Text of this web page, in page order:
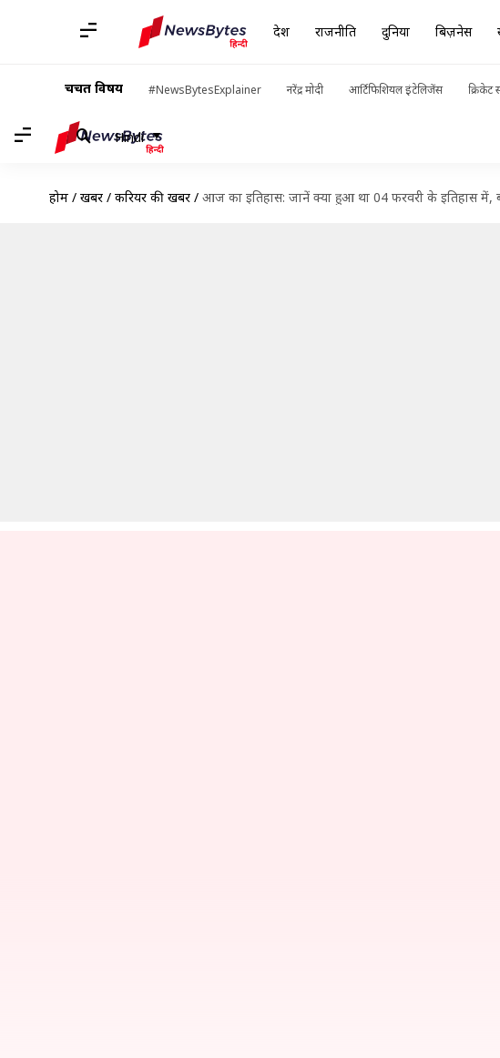
देश राजनीति दुनिया बिज़नेस
चर्चित विषय #NewsBytesExplainer नरेंद्र मोदी आर्टिफिशियल इंटेलिजेंस क्रिकेट
Hindi
होम / खबरें / करियर की खबरें / आज का इतिहास: जानें क्या हुआ था 04 फरवरी के इतिहास